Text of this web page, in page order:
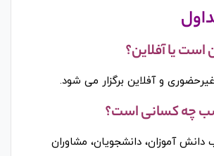
و آفلاین برگزار می شود.
دانش آموزان، دانشجویان، مشاوران